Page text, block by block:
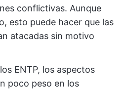
conflictivas. Aunque
esto puede hacer que las
atacadas sin motivo
ENTP, los aspectos
poco peso en los